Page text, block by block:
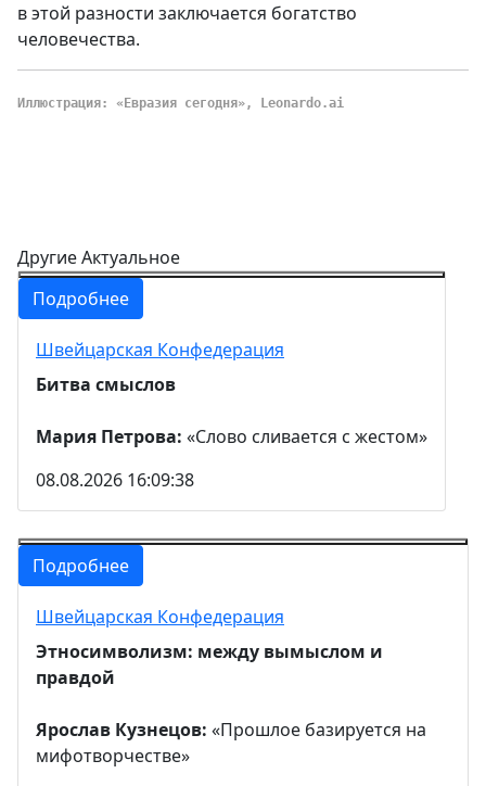
в этой разности заключается богатство
человечества.
Иллюстрация: «Евразия сегодня», Leonardo.ai
Другие Актуальное
Подробнее
Швейцарская Конфедерация
Битва смыслов
Мария Петрова: «Слово сливается с жестом»
08.08.2026 16:09:38
Подробнее
Швейцарская Конфедерация
Этносимволизм: между вымыслом и
правдой
Ярослав Кузнецов: «Прошлое базируется на
мифотворчестве»